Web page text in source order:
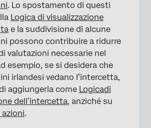
. Lo spostamento di questi
Logica di visualizzazione
e la suddivisione di alcune
possono contribuire a ridurre
valutazioni necessarie nel
esempio, se si desidera che
irlandesi vedano l’intercetta,
aggiungerla come Logicadi
dell’intercetta, anziché su
azioni.